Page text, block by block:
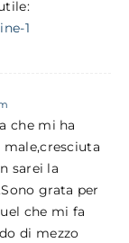
1
che mi ha
sarei la
grata per
che mi fa
di mezzo